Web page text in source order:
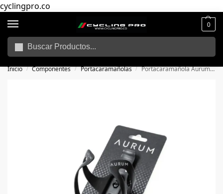
cyclingpro.co
0
🚴‍ Envío gratuito a todo Colombia por compras superiores a $250.000
Inicio / Componentes / Portacaramañolas / Portacaramañola Aurum Black